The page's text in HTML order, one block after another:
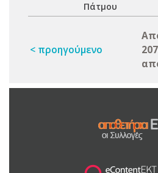
Πάτμου
< προηγούμενο